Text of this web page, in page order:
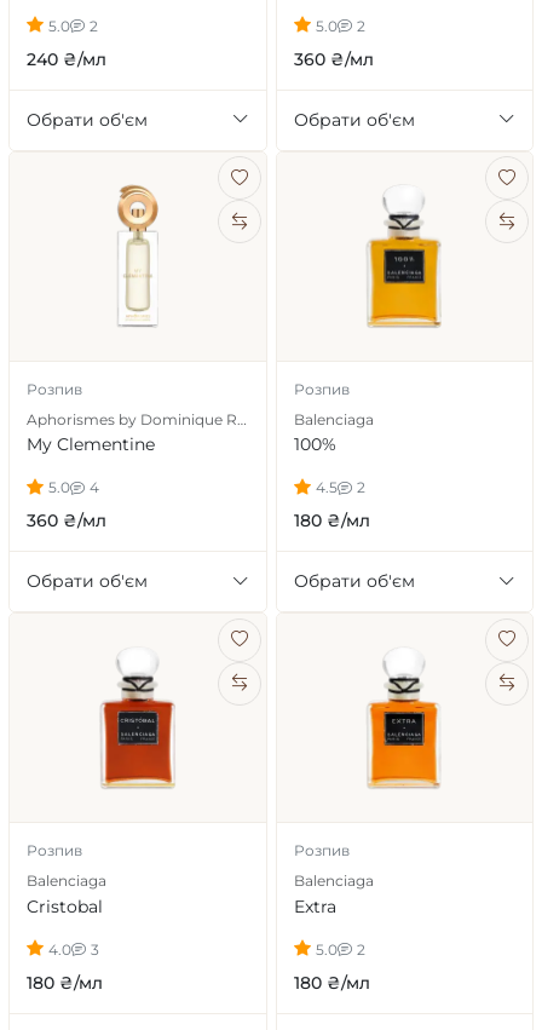
5.0 2
240 ₴/мл
Обрати об'єм
5.0 2
360 ₴/мл
Обрати об'єм
Розпив
Aphorismes by Dominique Ropion
My Clementine
5.0 4
360 ₴/мл
Обрати об'єм
Розпив
Balenciaga
100%
4.5 2
180 ₴/мл
Обрати об'єм
Розпив
Balenciaga
Cristobal
4.0 3
180 ₴/мл
Розпив
Balenciaga
Extra
5.0 2
180 ₴/мл